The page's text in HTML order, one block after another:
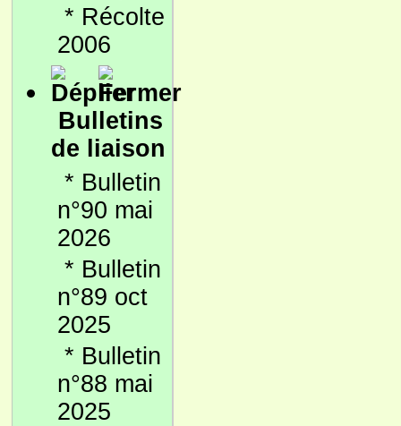
* Récolte
2006
Bulletins
de liaison
* Bulletin
n°90 mai
2026
* Bulletin
n°89 oct
2025
* Bulletin
n°88 mai
2025